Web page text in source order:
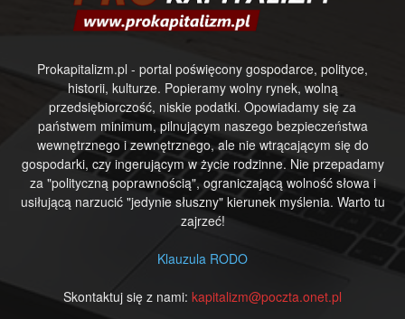
Prokapitalizm.pl - portal poświęcony gospodarce, polityce,
historii, kulturze. Popieramy wolny rynek, wolną
przedsiębiorczość, niskie podatki. Opowiadamy się za
państwem minimum, pilnującym naszego bezpieczeństwa
wewnętrznego i zewnętrznego, ale nie wtrącającym się do
gospodarki, czy ingerującym w życie rodzinne. Nie przepadamy
za "polityczną poprawnością", ograniczającą wolność słowa i
usiłującą narzucić "jedynie słuszny" kierunek myślenia. Warto tu
zajrzeć!
Klauzula RODO
Skontaktuj się z nami: kapitalizm@poczta.onet.pl